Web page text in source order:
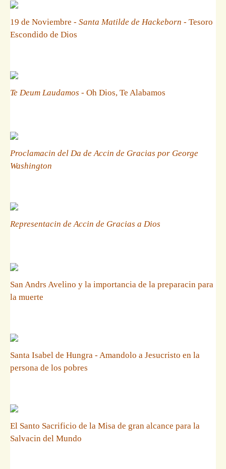
19 de Noviembre - Santa Matilde de Hackeborn - Tesoro
Escondido de Dios
Te Deum Laudamos - Oh Dios, Te Alabamos
Proclamacin del Da de Accin de Gracias por George
Washington
Representacin de Accin de Gracias a Dios
San Andrs Avelino y la importancia de la preparacin para
la muerte
Santa Isabel de Hungra - Amandolo a Jesucristo en la
persona de los pobres
El Santo Sacrificio de la Misa de gran alcance para la
Salvacin del Mundo